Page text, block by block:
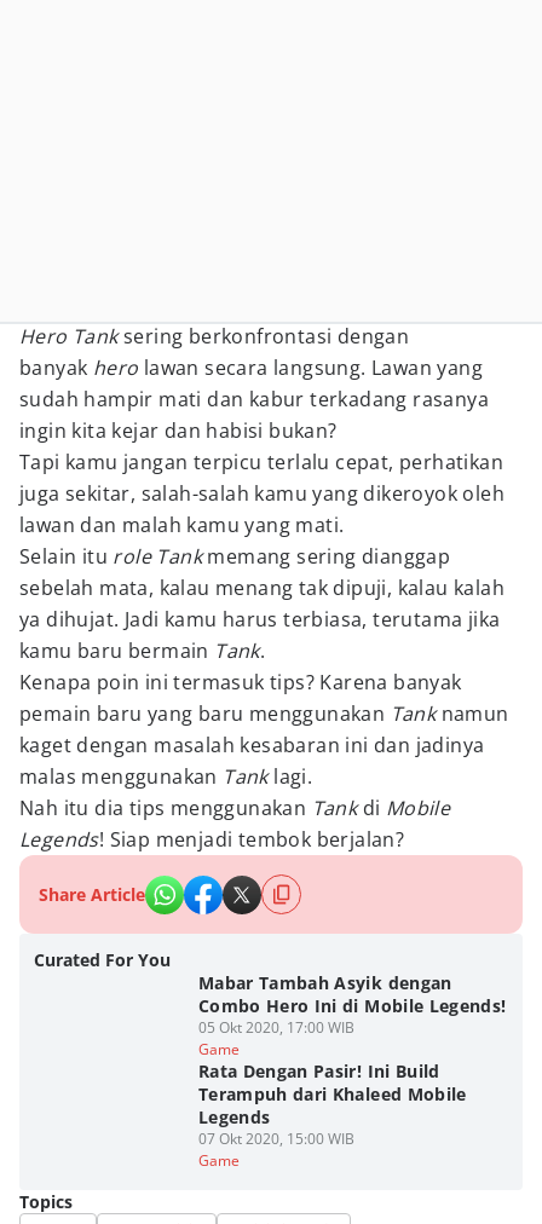
Hero Tanksering berkonfrontasi dengan
banyak hero lawan secara langsung. Lawan yang
sudah hampir mati dan kabur terkadang rasanya
ingin kita kejar dan habisi bukan?
Tapi kamu jangan terpicu terlalu cepat, perhatikan
juga sekitar, salah-salah kamu yang dikeroyok oleh
lawan dan malah kamu yang mati.
Selain itu role Tankmemang sering dianggap
sebelah mata, kalau menang tak dipuji, kalau kalah
ya dihujat. Jadi kamu harus terbiasa, terutama jika
kamu baru bermain Tank.
Kenapa poin ini termasuk tips? Karena banyak
pemain baru yang baru menggunakan Tanknamun
kaget dengan masalah kesabaran ini dan jadinya
malas menggunakan Tanklagi.
Nah itu dia tips menggunakan Tankdi Mobile
Legends! Siap menjadi tembok berjalan?
Share Article
Curated For You
Mabar Tambah Asyik dengan
Combo Hero Ini di Mobile Legends!
05 Okt 2020, 17:00 WIB
Game
Rata Dengan Pasir! Ini Build
Terampuh dari Khaleed Mobile
Legends
07 Okt 2020, 15:00 WIB
Game
Topics